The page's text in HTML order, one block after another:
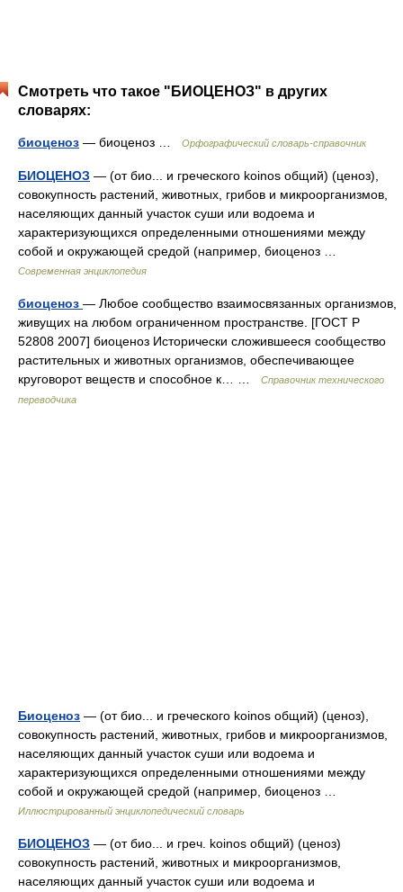
Смотреть что такое "БИОЦЕНОЗ" в других
словарях:
биоценоз — биоценоз … Орфографический словарь-справочник
БИОЦЕНОЗ — (от био... и греческого koinos общий) (ценоз),
совокупность растений, животных, грибов и микроорганизмов,
населяющих данный участок суши или водоема и
характеризующихся определенными отношениями между
собой и окружающей средой (например, биоценоз …
Современная энциклопедия
биоценоз — Любое сообщество взаимосвязанных организмов,
живущих на любом ограниченном пространстве. [ГОСТ Р
52808 2007] биоценоз Исторически сложившееся сообщество
растительных и животных организмов, обеспечивающее
круговорот веществ и способное к… …
Справочник технического
переводчика
Биоценоз — (от био... и греческого koinos общий) (ценоз),
совокупность растений, животных, грибов и микроорганизмов,
населяющих данный участок суши или водоема и
характеризующихся определенными отношениями между
собой и окружающей средой (например, биоценоз …
Иллюстрированный энциклопедический словарь
БИОЦЕНОЗ — (от био... и греч. koinos общий) (ценоз)
совокупность растений, животных и микроорганизмов,
населяющих данный участок суши или водоема и